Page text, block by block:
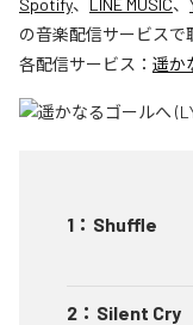
の音楽配信サービスで
各配信サービス： 遥か
1 ： Shuffle
2 ： Silent Cry